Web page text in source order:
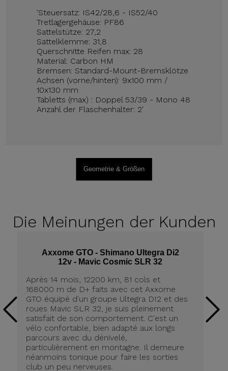
'Steuersatz: IS42/28,6 - IS52/40
Tretlagergehäuse: PF86
Sattelstütze: 27,2
Sattelklemme: 31,8
Querschnitte Reifen max: 28
Material: Carbon HM
Bremsen: Standard-Mount-Bremsklötze
Achsen (vorne/hinten): 9x100 mm /
10x130 mm
Tabletts (max) : Doppel 53/39 - Mono 48
Anzahl der Flaschenhalter: 2'
Geometrie & Größen
Die Meinungen der Kunden
Axxome GTO - Shimano Ultegra Di2
12v - Mavic Cosmic SLR 32
Après 14 mois, 12200 km, 81 cols et
168000 m de D+ faits avec cet Axxome
GTO équipé d'un groupe Ultegra DI2 et des
roues Mavic SLR 32, je suis pleinement
satisfait de son comportement. C'est un
vélo confortable, bien adapté aux longs
parcours avec du dénivelé,
particulièrement en montagne. Il demeure
néanmoins tonique pour faire les sorties
club un peu nerveuses.